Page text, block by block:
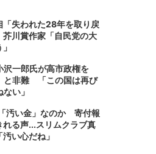
「失われた28年を取り戻
川賞作家「自民党の大
沢一郎氏が高市政権を
と非難 「この国は再び
い」
汚い金」なのか 寄付報
る声...スリムクラブ真
い心だね」